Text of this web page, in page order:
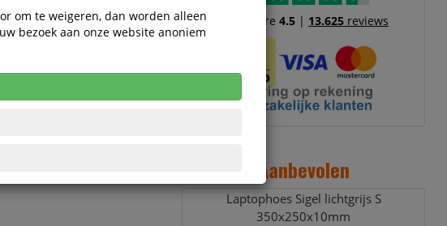
Trustscore4.5 | 13.625 reviews
Aanbevolen
Laptophoes Sigel lichtgrijs S
350x250x10mm
om te weigeren, dan worden alleen
bezoek aan onze website anoniem